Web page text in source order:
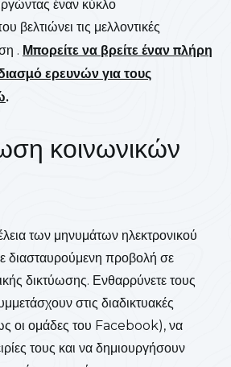
έναν κύκλο
βελτιώνει τις μελλοντικές
. Μπορείτε να βρείτε έναν πλήρη
ερευνών για τους
.
κοινωνικών
των μηνυμάτων ηλεκτρονικού
διασταυρούμενη προβολή σε
δικτύωσης. Ενθαρρύνετε τους
στις διαδικτυακές
οι ομάδες του Facebook), να
τους και να δημιουργήσουν